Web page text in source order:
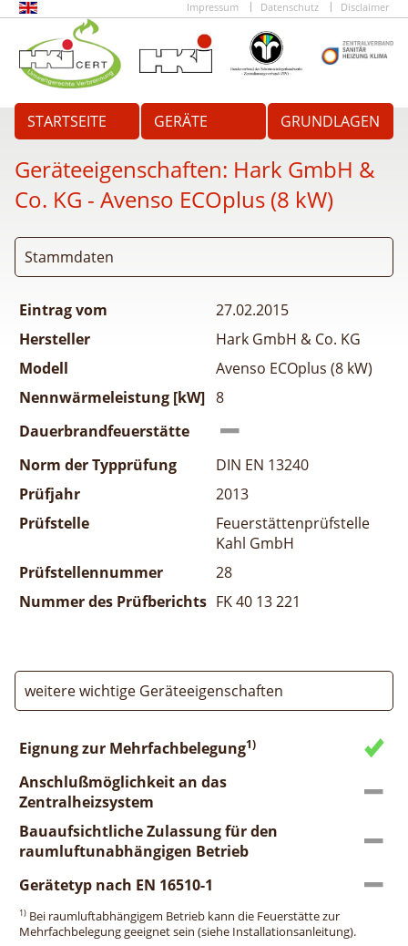
Impressum Datenschutz Disclaimer
STARTSEITE GERÄTE GRUNDLAGEN
Geräteeigenschaften: Hark GmbH &
Co. KG - Avenso ECOplus (8 kW)
Stammdaten
Eintrag vom
27.02.2015
Hersteller
Hark GmbH & Co. KG
Modell
Avenso ECOplus (8 kW)
Nennwärmeleistung [kW] 8
Dauerbrandfeuerstätte
Norm der Typprüfung
DIN EN 13240
Prüfjahr
2013
Prüfstelle
Feuerstättenprüfstelle
Kahl GmbH
Prüfstellennummer
28
Nummer des Prüfberichts FK 40 13 221
weitere wichtige Geräteeigenschaften
Eignung zur Mehrfachbelegung1)
Anschlußmöglichkeit an das
Zentralheizsystem
Bauaufsichtliche Zulassung für den
raumluftunabhängigen Betrieb
Gerätetyp nach EN 16510-1
1) Bei raumluftabhängigem Betrieb kann die Feuerstätte zur
Mehrfachbelegung geeignet sein (siehe Installationsanleitung).